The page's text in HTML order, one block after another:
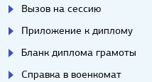
Вызов на сессию
Приложение к диплому
Бланк диплома грамоты
Справка в военкомат